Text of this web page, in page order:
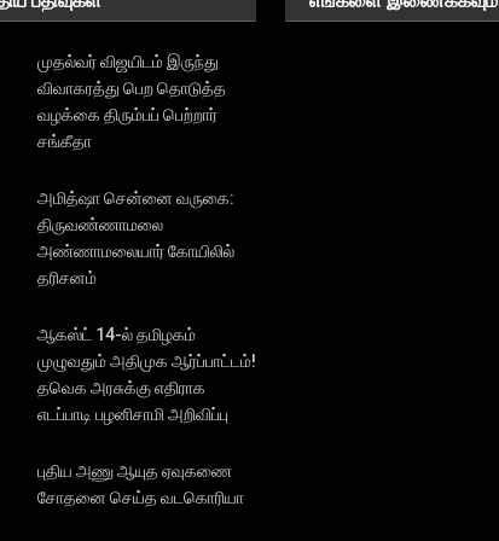
முதல்வர் விஜயிடம் இருந்து
விவாகரத்து பெற தொடுத்த
வழக்கை திரும்பப் பெற்றார்
சங்கீதா
அமித்ஷா சென்னை வருகை:
திருவண்ணாமலை
அண்ணாமலையார் கோயிலில்
தரிசனம்
ஆகஸ்ட் 14-ல் தமிழகம்
முழுவதும் அதிமுக ஆர்ப்பாட்டம்!
தவெக அரசுக்கு எதிராக
எடப்பாடி பழனிசாமி அறிவிப்பு
புதிய அணு ஆயுத ஏவுகணை
சோதனை செய்த வடகொரியா